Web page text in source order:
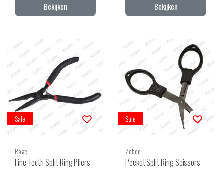
Bekijken Bekijken
Sale
Rage
Fine Tooth Split Ring Pliers
Sale
Zebco
Pocket Split Ring Scissors